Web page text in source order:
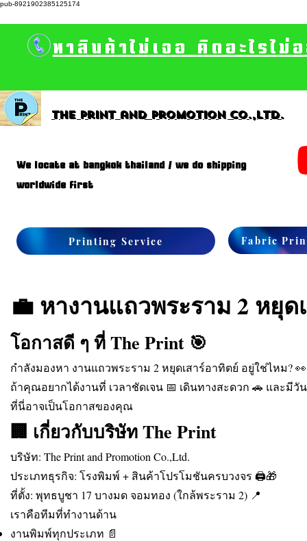
pub-8921902385125174
หาสินค้าไม่เจอ คิดอะไรไ
The print and promotion CO.,Ltd.
We locate at bangkok thailand / we do shipping
worldwide first
Printing Service Fabric
💼 หางานแถวพระราม 2 หยุด
โอกาสดี ๆ ที่ The Print 🎯
กำลังมองหา งานแถวพระราม 2 หยุดเสาร์อาทิตย์ อยู่ใช่ไหม? 👀
ถ้าคุณอยากได้งานที่ เวลาชัดเจน 📅 เดินทางสะดวก 🚗 และมี
ที่นี่อาจเป็นโอกาสของคุณ
🏢 เกี่ยวกับบริษัท The Print
บริษัท: The Print and Promotion Co.,Ltd.
ประเภทธุรกิจ: โรงพิมพ์ + สินค้าโปรโมชันครบวงจร 🖨️🎁
ที่ตั้ง: พุทธบูชา 17 บางมด จอมทอง (ใกล้พระราม 2) 📍
เราคือทีมที่ทำงานด้าน
งานพิมพ์ทุกประเภท 📄